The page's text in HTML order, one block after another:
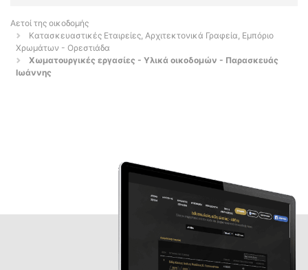
Αετοί της οικοδομής
Κατασκευαστικές Εταιρείες, Αρχιτεκτονικά Γραφεία, Εμπόριο
Χρωμάτων - Ορεστιάδα
Χωματουργικές εργασίες - Υλικά οικοδομών - Παρασκευάς
Ιωάννης